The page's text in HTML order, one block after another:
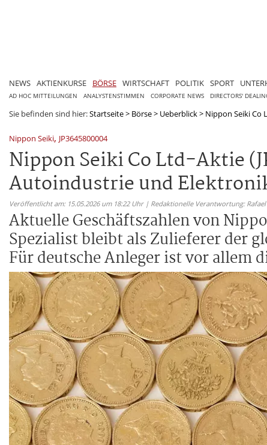
NEWS AKTIENKURSE BÖRSE WIRTSCHAFT POLITIK SPORT
AD HOC MITTEILUNGEN ANALYSTENSTIMMEN CORPORATE NEWS DIRECTORS'
Sie befinden sind hier:Startseite> Börse> Ueberblick> Nippon Seiki Co
Nippon Seiki, JP3645800004
Nippon Seiki Co Ltd-Aktie
Autoindustrie und
Veröffentlicht am: 15.05.2026 um 18:22 Uhr | Redaktionelle Verantwortung:
Aktuelle Geschäftszahlen von
Spezialist bleibt als Zulieferer der
Für deutsche Anleger ist vor allem